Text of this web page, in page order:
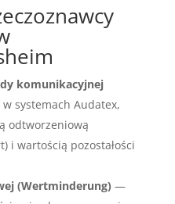
komunikacyjnej
systemach Audatex,
odtworzeniową
i wartością pozostałości
(Wertminderung) —